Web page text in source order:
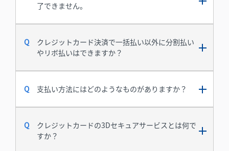
了できません。
クレジットカード決済で一括払い以外に分割払い
やリボ払いはできますか？
支払い方法にはどのようなものがありますか？
クレジットカードの3Dセキュアサービスとは何で
すか？